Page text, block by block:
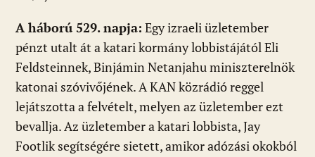
b
o
o
k
s
A
p
p
di
t
l m
e
g
A háború 529. napja: Egy izraeli üzletember
pénzt utalt át a katari kormány lobbistájától Eli
Feldsteinnek, Binjámin Netanjahu miniszterelnök
katonai szóvivőjének. A KAN közrádió reggel
lejátszotta a felvételt, melyen az üzletember ezt
bevallja. Az üzletember a katari lobbista, Jay
Footlik segítségére sietett, amikor adózási okokból